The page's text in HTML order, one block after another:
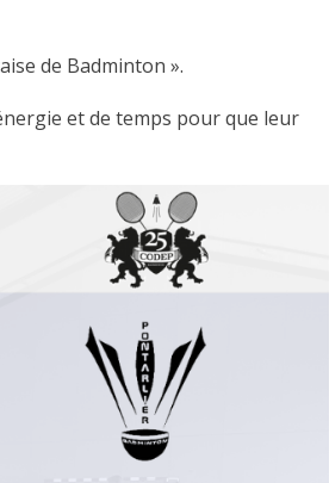
de Badminton ».
et de temps pour que leur